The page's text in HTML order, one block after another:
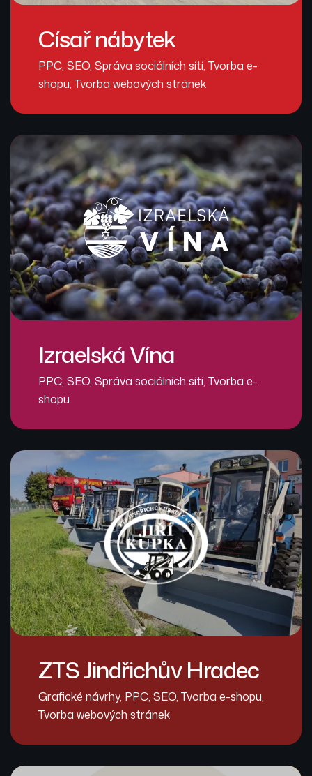
Císař nábytek
PPC, SEO, Správa sociálních sítí, Tvorba e-
shopu, Tvorba webových stránek
Izraelská Vína
PPC, SEO, Správa sociálních sítí, Tvorba e-
shopu
ZTS Jindřichův Hradec
Grafické návrhy, PPC, SEO, Tvorba e-shopu,
Tvorba webových stránek